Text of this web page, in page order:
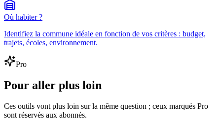
Où habiter ?
Identifiez la commune idéale en fonction de vos critères : budget,
trajets, écoles, environnement.
Pro
Pour aller plus loin
Ces outils vont plus loin sur la même question ; ceux marqués Pro
sont réservés aux abonnés.